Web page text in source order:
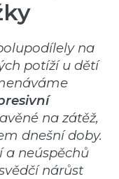
na
potíží u dětí
na zátěž,
dnešní doby.
a neúspěchů
nárůst